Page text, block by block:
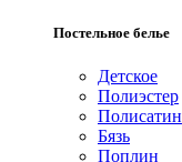
Постельное белье
Детское
Полиэстeр
Полисатин
Бязь
Поплин